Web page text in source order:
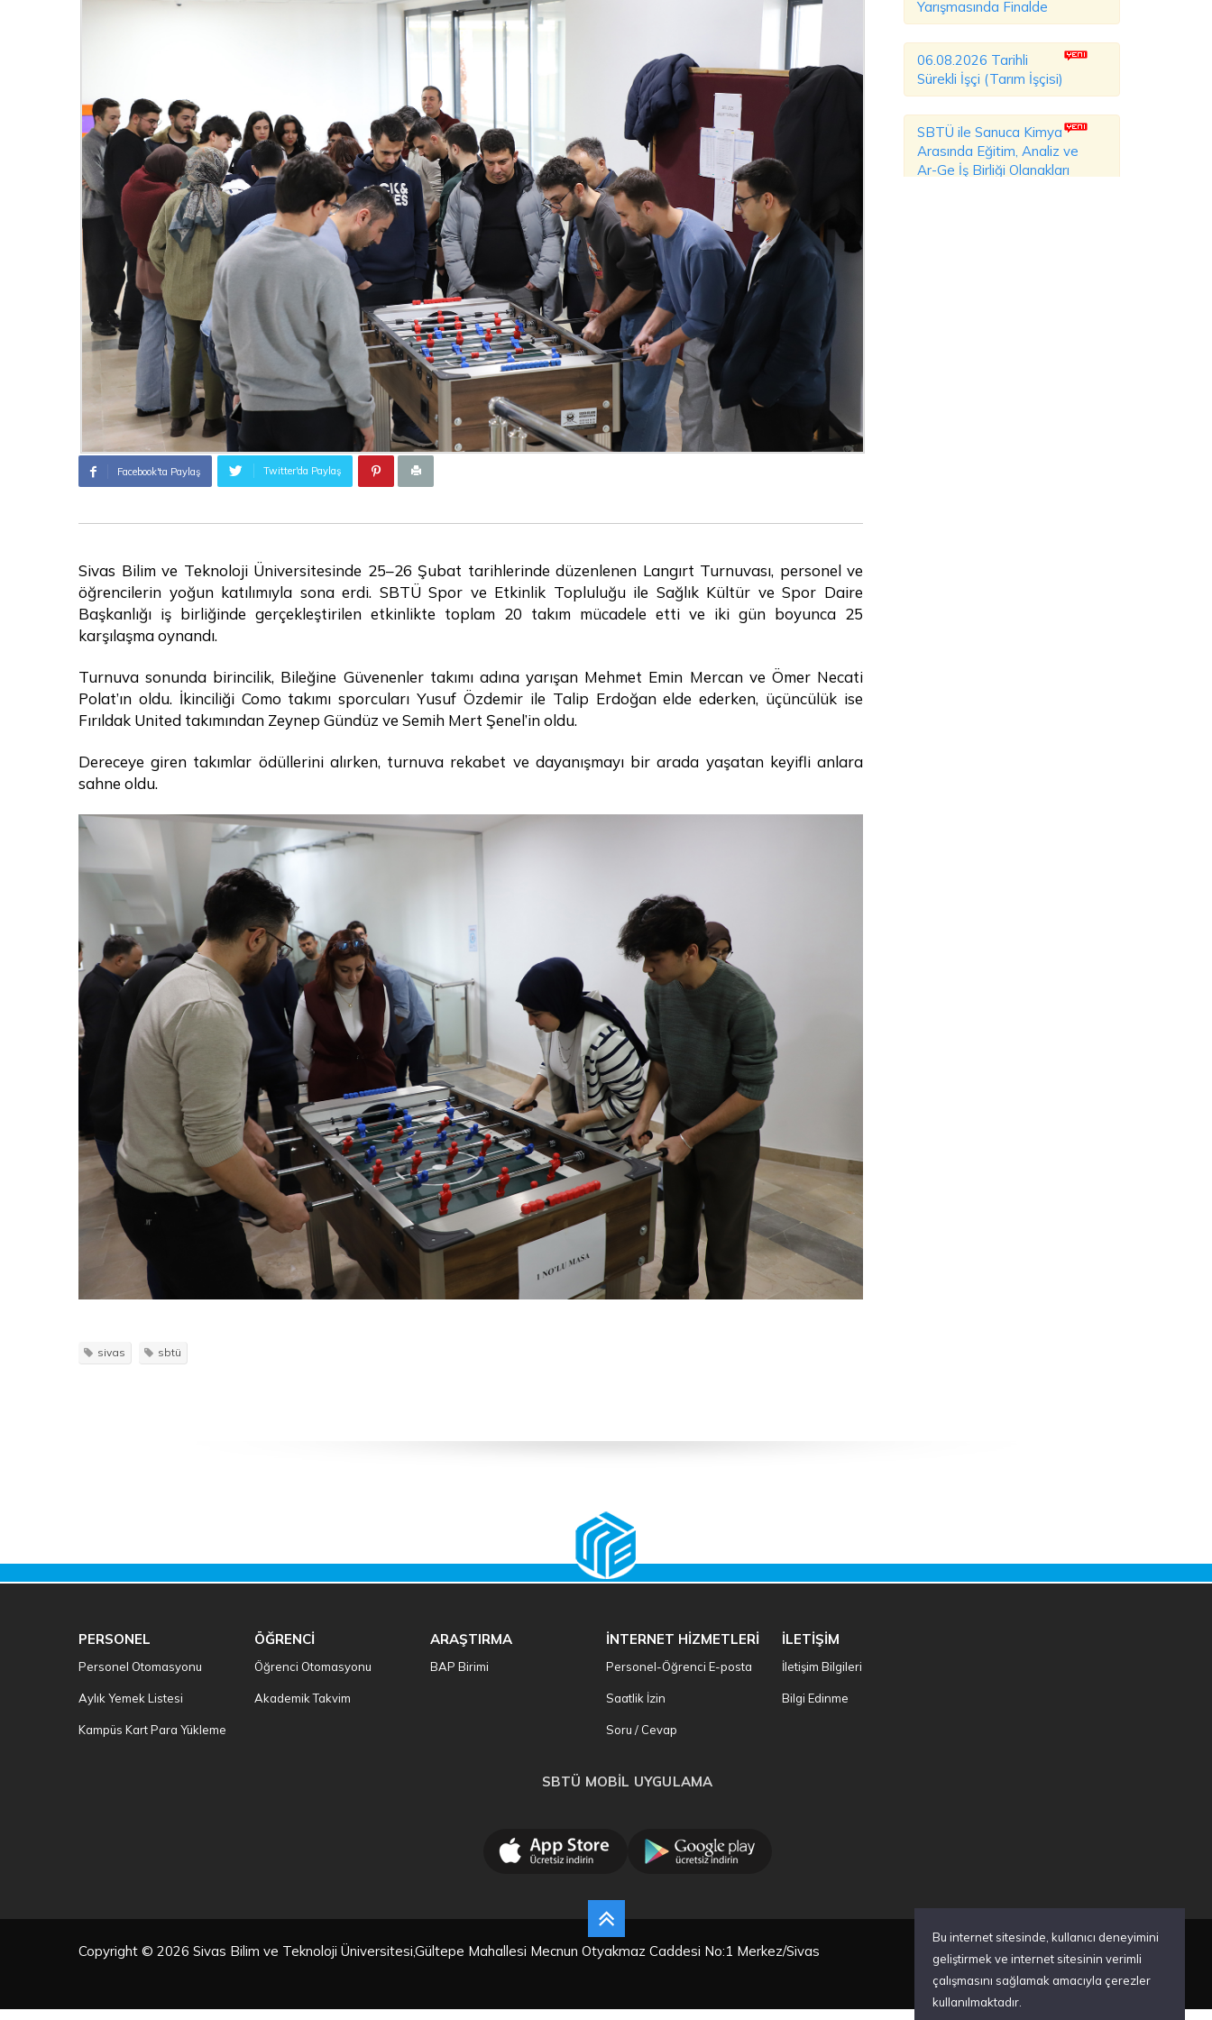
Facebook'ta Paylaş Twitter'da Paylaş
Sivas Bilim ve Teknoloji Üniversitesinde 25–26 Şubat tarihlerinde düzenlenen Langırt Turnuvası, personel ve
öğrencilerin yoğun katılımıyla sona erdi. SBTÜ Spor ve Etkinlik Topluluğu ile Sağlık Kültür ve Spor Daire
Başkanlığı iş birliğinde gerçekleştirilen etkinlikte toplam 20 takım mücadele etti ve iki gün boyunca 25
karşılaşma oynandı.
Turnuva sonunda birincilik, Bileğine Güvenenler takımı adına yarışan Mehmet Emin Mercan ve Ömer Necati
Polat’ın oldu. İkinciliği Como takımı sporcuları Yusuf Özdemir ile Talip Erdoğan elde ederken, üçüncülük ise
Fırıldak United takımından Zeynep Gündüz ve Semih Mert Şenel’in oldu.
Dereceye giren takımlar ödüllerini alırken, turnuva rekabet ve dayanışmayı bir arada yaşatan keyifli anlara
sahne oldu.
sivas sbtü
Yarışmasında Finalde
06.08.2026 Tarihli
Sürekli İşçi (Tarım İşçisi)
SBTÜ ile Sanuca Kimya
Arasında Eğitim, Analiz ve
Ar-Ge İş Birliği Olanakları
PERSONEL
Personel Otomasyonu
Aylık Yemek Listesi
Kampüs Kart Para Yükleme
ÖĞRENCİ
Öğrenci Otomasyonu
Akademik Takvim
ARAŞTIRMA
BAP Birimi
İNTERNET HİZMETLERİ
Personel-Öğrenci E-posta
Saatlik İzin
Soru / Cevap
İLETİŞİM
İletişim Bilgileri
Bilgi Edinme
SBTÜ MOBİL UYGULAMA
Copyright © 2026 Sivas Bilim ve Teknoloji Üniversitesi,Gültepe Mahallesi Mecnun Otyakmaz Caddesi No:1 Merkez/Sivas
Bu internet sitesinde, kullanıcı deneyimini
geliştirmek ve internet sitesinin verimli
çalışmasını sağlamak amacıyla çerezler
kullanılmaktadır.